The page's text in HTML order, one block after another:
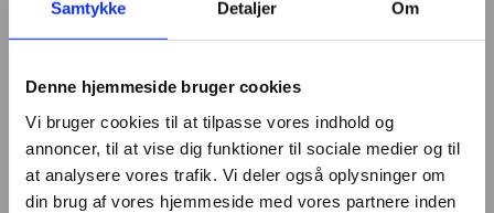
Samtykke Detaljer Om
Denne hjemmeside bruger cookies
Vi bruger cookies til at tilpasse vores indhold og
annoncer, til at vise dig funktioner til sociale medier og til
at analysere vores trafik. Vi deler også oplysninger om
din brug af vores hjemmeside med vores partnere inden